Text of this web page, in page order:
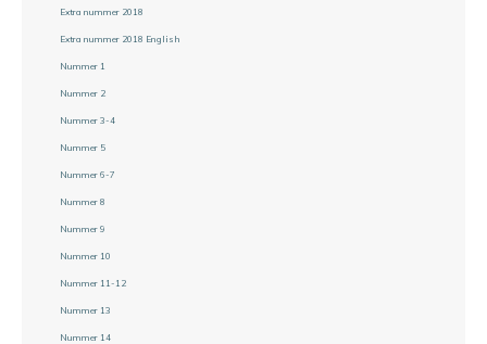
Extra nummer 2018
Extra nummer 2018 English
Nummer 1
Nummer 2
Nummer 3-4
Nummer 5
Nummer 6-7
Nummer 8
Nummer 9
Nummer 10
Nummer 11-12
Nummer 13
Nummer 14